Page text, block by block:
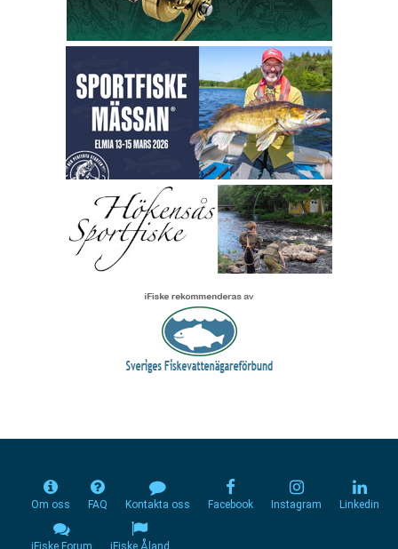
Om oss FAQ Kontakta oss Facebook Instagram Linkedin
iFiske Forum iFiske Åland